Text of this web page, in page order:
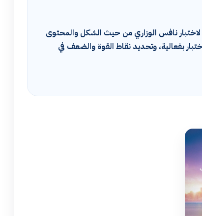
لاختبار نافس الوزاري من حيث الشكل والمحتوى
بفعالية، وتحديد نقاط القوة والضعف في